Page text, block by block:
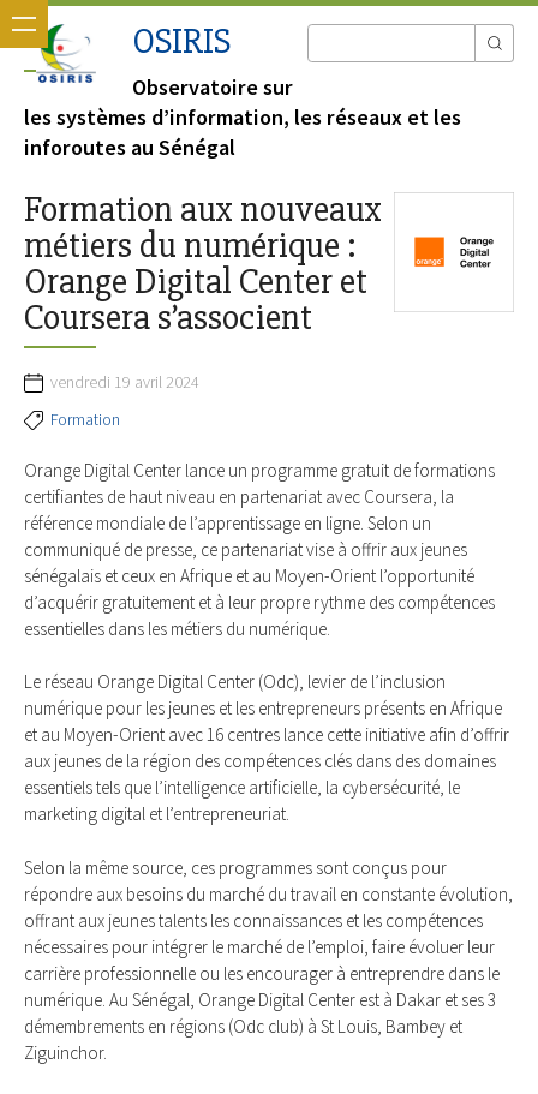
OSIRIS
Observatoire sur
les systèmes d’information, les réseaux et les
inforoutes au Sénégal
Formation aux nouveaux
métiers du numérique :
Orange Digital Center et
Coursera s’associent
vendredi 19 avril 2024
Formation
Orange Digital Center lance un programme gratuit de formations
certifiantes de haut niveau en partenariat avec Coursera, la
référence mondiale de l’apprentissage en ligne. Selon un
communiqué de presse, ce partenariat vise à offrir aux jeunes
sénégalais et ceux en Afrique et au Moyen-Orient l’opportunité
d’acquérir gratuitement et à leur propre rythme des compétences
essentielles dans les métiers du numérique.
Le réseau Orange Digital Center (Odc), levier de l’inclusion
numérique pour les jeunes et les entrepreneurs présents en Afrique
et au Moyen-Orient avec 16 centres lance cette initiative afin d’offrir
aux jeunes de la région des compétences clés dans des domaines
essentiels tels que l’intelligence artificielle, la cybersécurité, le
marketing digital et l’entrepreneuriat.
Selon la même source, ces programmes sont conçus pour
répondre aux besoins du marché du travail en constante évolution,
offrant aux jeunes talents les connaissances et les compétences
nécessaires pour intégrer le marché de l’emploi, faire évoluer leur
carrière professionnelle ou les encourager à entreprendre dans le
numérique. Au Sénégal, Orange Digital Center est à Dakar et ses 3
démembrements en régions (Odc club) à St Louis, Bambey et
Ziguinchor.